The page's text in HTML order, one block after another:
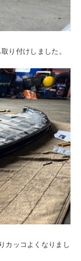
り付けしました。
カッコよくなりまし